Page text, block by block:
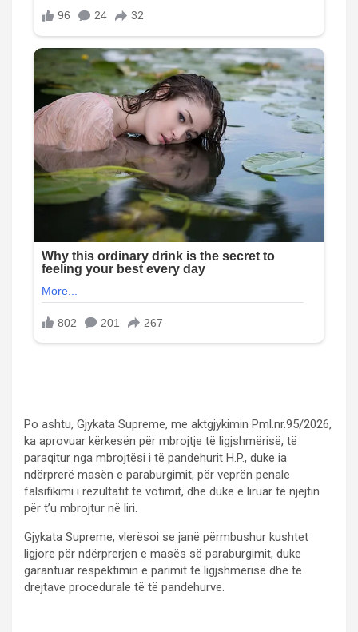
Po ashtu, Gjykata Supreme, me aktgjykimin Pml.nr.95/2026,
ka aprovuar kërkesën për mbrojtje të ligjshmërisë, të
paraqitur nga mbrojtësi i të pandehurit H.P., duke ia
ndërprerë masën e paraburgimit, për veprën penale
falsifikimi i rezultatit të votimit, dhe duke e liruar të njëjtin
për t’u mbrojtur në liri.
Gjykata Supreme, vlerësoi se janë përmbushur kushtet
ligjore për ndërprerjen e masës së paraburgimit, duke
garantuar respektimin e parimit të ligjshmërisë dhe të
drejtave procedurale të të pandehurve.